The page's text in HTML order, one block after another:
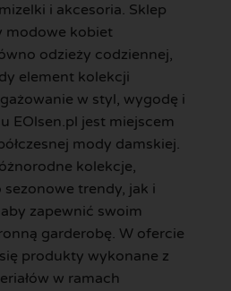
i akcesoria. Sklep
modowe kobiet
odzieży codziennej,
element kolekcji
w styl, wygodę i
EOlsen.pl jest miejscem
mody damskiej.
kolekcje,
trendy, jak i
zapewnić swoim
garderobę. W ofercie
produkty wykonane z
w ramach